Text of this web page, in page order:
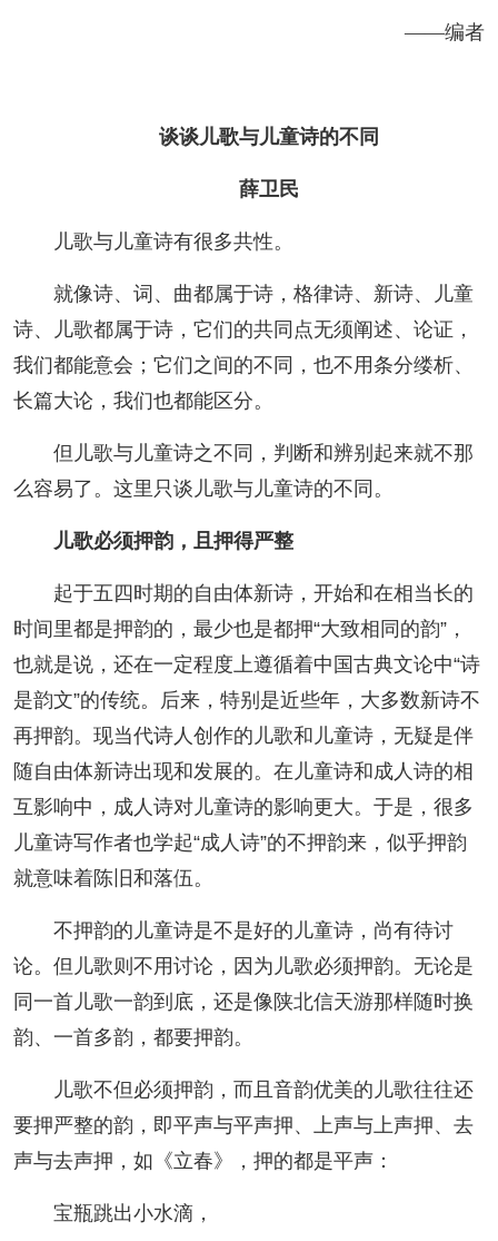
报刊联盟
征稿启事
专题专栏
——编者
谈谈儿歌与儿童诗的不同
薛卫民
儿歌与儿童诗有很多共性。
就像诗、词、曲都属于诗，格律诗、新诗、儿童
诗、儿歌都属于诗，它们的共同点无须阐述、论证，
我们都能意会；它们之间的不同，也不用条分缕析、
长篇大论，我们也都能区分。
但儿歌与儿童诗之不同，判断和辨别起来就不那
么容易了。这里只谈儿歌与儿童诗的不同。
儿歌必须押韵，且押得严整
起于五四时期的自由体新诗，开始和在相当长的
时间里都是押韵的，最少也是都押“大致相同的韵”，
也就是说，还在一定程度上遵循着中国古典文论中“诗
是韵文”的传统。后来，特别是近些年，大多数新诗不
再押韵。现当代诗人创作的儿歌和儿童诗，无疑是伴
随自由体新诗出现和发展的。在儿童诗和成人诗的相
互影响中，成人诗对儿童诗的影响更大。于是，很多
儿童诗写作者也学起“成人诗”的不押韵来，似乎押韵
就意味着陈旧和落伍。
不押韵的儿童诗是不是好的儿童诗，尚有待讨
论。但儿歌则不用讨论，因为儿歌必须押韵。无论是
同一首儿歌一韵到底，还是像陕北信天游那样随时换
韵、一首多韵，都要押韵。
儿歌不但必须押韵，而且音韵优美的儿歌往往还
要押严整的韵，即平声与平声押、上声与上声押、去
声与去声押，如《立春》，押的都是平声：
宝瓶跳出小水滴，